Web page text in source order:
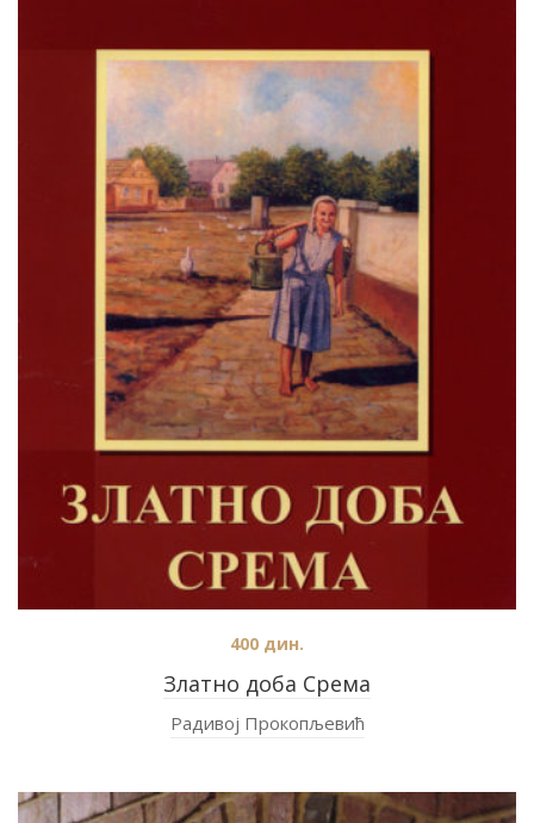
Златно доба Срема
400 дин.
Радивој Прокопљевић